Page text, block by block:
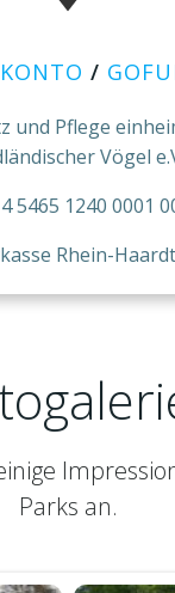
/
und Pflege
Vögel
5465 1240 0001
Rhein-
Parks an.